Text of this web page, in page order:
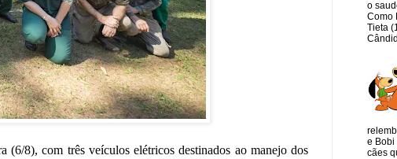
8), com três veículos elétricos destinados ao manejo dos
o
Como
Tieta
e Bobi
cães